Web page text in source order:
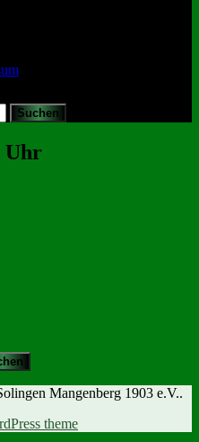
Uhr
Mangenberg 1903 e.V..
theme